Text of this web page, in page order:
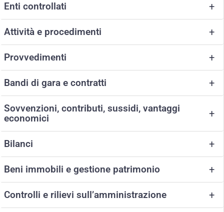
+
Enti controllati
+
Attività e procedimenti
+
Provvedimenti
+
Bandi di gara e contratti
+
Sovvenzioni, contributi, sussidi, vantaggi
economici
+
Bilanci
+
Beni immobili e gestione patrimonio
+
Controlli e rilievi sull’amministrazione